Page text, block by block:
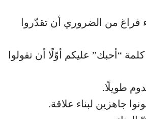
من الضروري أن تقدّروا
“أحبك” عليكم أوّلًا أن تقولوا
طويلًا.
جاهزين لبناء علاقة.